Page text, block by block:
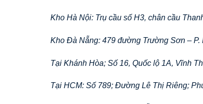
Kho Hà Nội: Trụ cầu số H3, chân cầu
Kho Đà Nẵng: 479 đường Trường Sơn – P.
Tại Khánh Hòa; Số 16, Quốc lộ 1A, Vĩnh
Tại HCM: Số 789; Đường Lê Thị Riêng;